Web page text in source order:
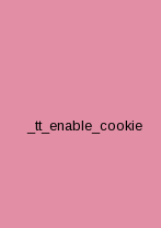
_tt_enable_cookie